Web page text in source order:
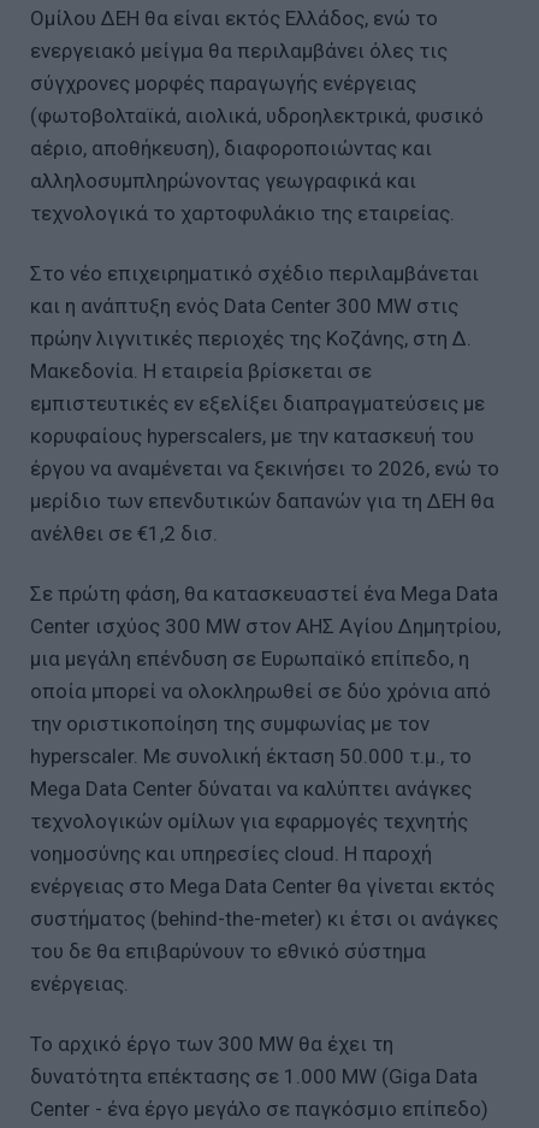
Ομίλου ΔΕΗ θα είναι εκτός Ελλάδος, ενώ το
ενεργειακό μείγμα θα περιλαμβάνει όλες τις
σύγχρονες μορφές παραγωγής ενέργειας
(φωτοβολταϊκά, αιολικά, υδροηλεκτρικά, φυσικό
αέριο, αποθήκευση), διαφοροποιώντας και
αλληλοσυμπληρώνοντας γεωγραφικά και
τεχνολογικά το χαρτοφυλάκιο της εταιρείας.
Στο νέο επιχειρηματικό σχέδιο περιλαμβάνεται
και η ανάπτυξη ενός Data Center 300 MW στις
πρώην λιγνιτικές περιοχές της Κοζάνης, στη Δ.
Μακεδονία. Η εταιρεία βρίσκεται σε
εμπιστευτικές εν εξελίξει διαπραγματεύσεις με
κορυφαίους hyperscalers, με την κατασκευή του
έργου να αναμένεται να ξεκινήσει το 2026, ενώ το
μερίδιο των επενδυτικών δαπανών για τη ΔΕΗ θα
ανέλθει σε €1,2 δισ.
Σε πρώτη φάση, θα κατασκευαστεί ένα Mega Data
Center ισχύος 300 MW στον ΑΗΣ Αγίου Δημητρίου,
μια μεγάλη επένδυση σε Ευρωπαϊκό επίπεδο, η
οποία μπορεί να ολοκληρωθεί σε δύο χρόνια από
την οριστικοποίηση της συμφωνίας με τον
hyperscaler. Με συνολική έκταση 50.000 τ.μ., το
Mega Data Center δύναται να καλύπτει ανάγκες
τεχνολογικών ομίλων για εφαρμογές τεχνητής
νοημοσύνης και υπηρεσίες cloud. Η παροχή
ενέργειας στο Mega Data Center θα γίνεται εκτός
συστήματος (behind-the-meter) κι έτσι οι ανάγκες
του δε θα επιβαρύνουν το εθνικό σύστημα
ενέργειας.
Το αρχικό έργο των 300 MW θα έχει τη
δυνατότητα επέκτασης σε 1.000 MW (Giga Data
Center - ένα έργο μεγάλο σε παγκόσμιο επίπεδο)